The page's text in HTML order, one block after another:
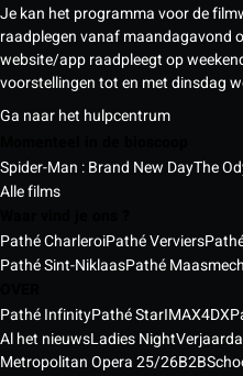
Je kan het programma voor de
raadplegen vanaf maandagavond
website/app raadpleegt op
voorstellingen tot en met dinsdag
Ga naar het hulpcentrum
Spider-Man : Brand New DayThe
Alle films
Pathé CharleroiPathé Verviers
Pathé Sint-NiklaasPathé
Pathé InfinityPathé StarIMAX4DX
Al het nieuwsLadies Night
Metropolitan Opera 25/26B2B